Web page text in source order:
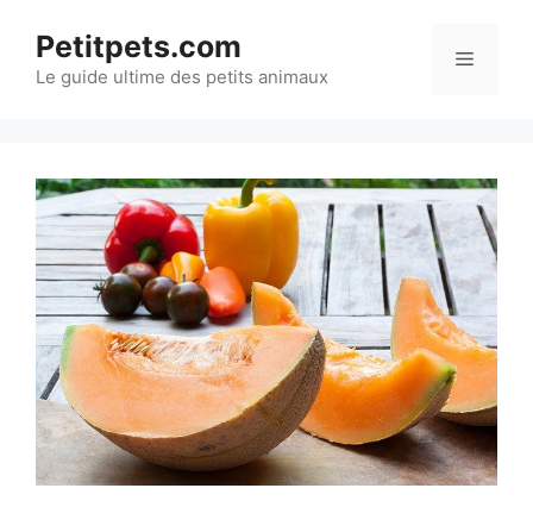
contenu
Petitpets.com
Le guide ultime des petits animaux
Menu